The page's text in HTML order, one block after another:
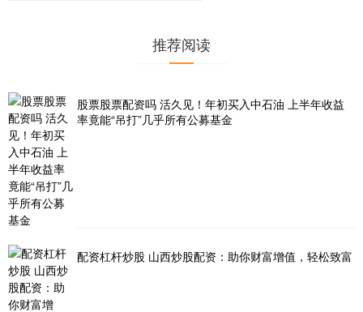
推荐阅读
股票股票配资吗 活久见！年初买入中石油 上半年收益
率竟能“吊打”几乎所有公募基金
配资杠杆炒股 山西炒股配资：助你财富增值，轻松致富